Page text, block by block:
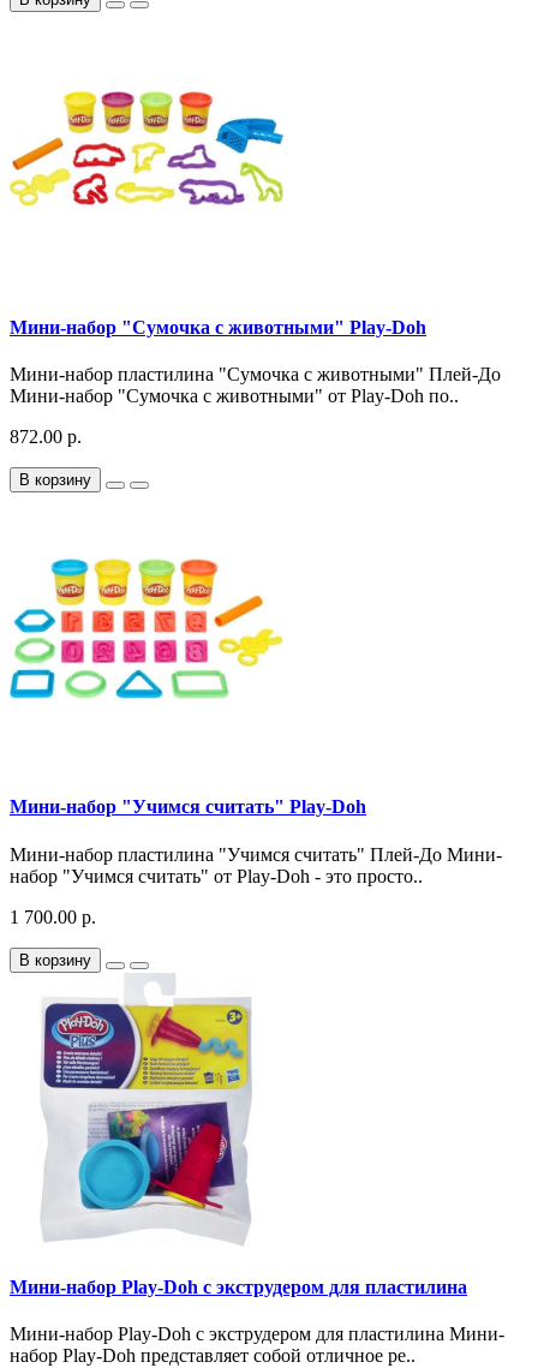
Мини-набор "Сумочка с животными" Play-Doh
Мини-набор пластилина "Сумочка с животными" Плей-До
Мини-набор "Сумочка с животными" от Play-Doh по..
872.00 р.
В корзину
Мини-набор "Учимся считать" Play-Doh
Мини-набор пластилина "Учимся считать" Плей-До Мини-
набор "Учимся считать" от Play-Doh - это просто..
1 700.00 р.
В корзину
Мини-набор Play-Doh с экструдером для пластилина
Мини-набор Play-Doh с экструдером для пластилина Мини-
набор Play-Doh представляет собой отличное ре..